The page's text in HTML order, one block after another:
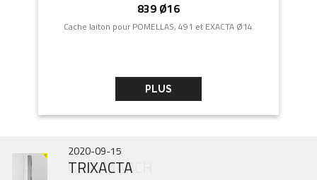
839 Ø16
Cache laiton pour POMELLAS, 491 et EXACTA Ø14
PLUS
2025-10-31
IN343 Nouveau Modèle
2025-06-30
GOBI MARCH
2020-09-15
TRIXACTA